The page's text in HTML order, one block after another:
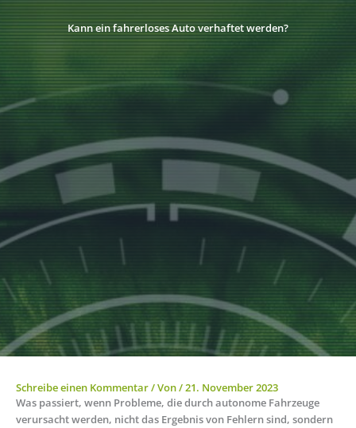
Kann ein fahrerloses Auto verhaftet werden?
Schreibe einen Kommentar/ Von/21. November 2023
Was passiert, wenn Probleme, die durch autonome Fahrzeuge
verursacht werden, nicht das Ergebnis von Fehlern sind, sondern